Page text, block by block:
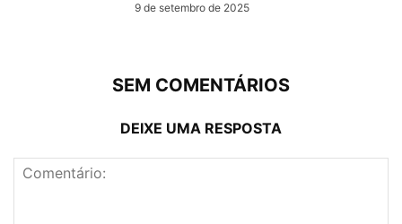
9 de setembro de 2025
SEM COMENTÁRIOS
DEIXE UMA RESPOSTA